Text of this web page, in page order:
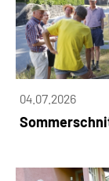
04.07.2026